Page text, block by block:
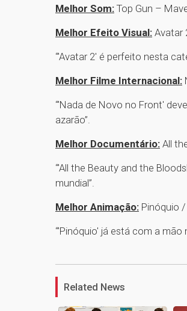
Melhor Som: Top Gun –
Melhor Efeito Visual: Avatar
“'Avatar 2' é perfeito nesta
Melhor Filme Internacional:
“'Nada de Novo no Front'
azarão”.
Melhor Documentário: All
“'All the Beauty and the
mundial”.
Melhor Animação: Pinóquio
“'Pinóquio' já está com a mão
Related News